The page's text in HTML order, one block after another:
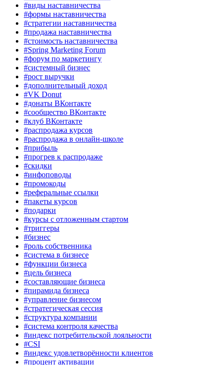
#виды наставничества
#формы наставничества
#стратегии наставничества
#продажа наставничества
#стоимость наставничества
#Spring Marketing Forum
#форум по маркетингу
#системный бизнес
#рост выручки
#дополнительный доход
#VK Donut
#донаты ВКонтакте
#сообщество ВКонтакте
#клуб ВКонтакте
#распродажа курсов
#распродажа в онлайн-школе
#прибыль
#прогрев к распродаже
#скидки
#инфоповоды
#промокоды
#реферальные ссылки
#пакеты курсов
#подарки
#курсы с отложенным стартом
#триггеры
#бизнес
#роль собственника
#система в бизнесе
#функции бизнеса
#цель бизнеса
#составляющие бизнеса
#пирамида бизнеса
#управление бизнесом
#стратегическая сессия
#структура компании
#система контроля качества
#индекс потребительской лояльности
#CSI
#индекс удовлетворённости клиентов
#процент активации